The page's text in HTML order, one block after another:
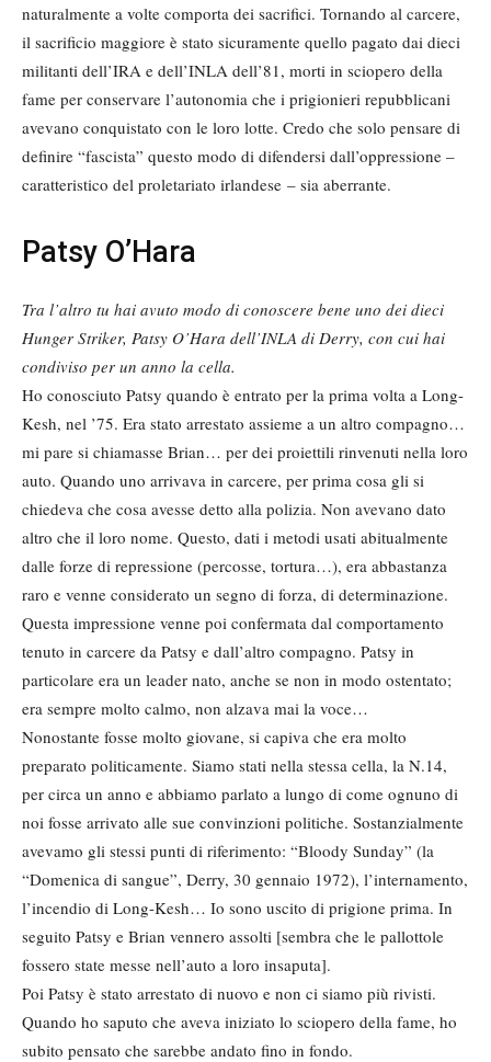
naturalmente a volte comporta dei sacrifici. Tornando al carcere,
il sacrificio maggiore è stato sicuramente quello pagato dai dieci
militanti dell’IRA e dell’INLA dell’81, morti in sciopero della
fame per conservare l’autonomia che i prigionieri repubblicani
avevano conquistato con le loro lotte. Credo che solo pensare di
definire “fascista” questo modo di difendersi dall’oppressione –
caratteristico del proletariato irlandese – sia aberrante.
Patsy O’Hara
Tra l’altro tu hai avuto modo di conoscere bene uno dei dieci
Hunger Striker, Patsy O’Hara dell’INLA di Derry, con cui hai
condiviso per un anno la cella.
Ho conosciuto Patsy quando è entrato per la prima volta a Long-
Kesh, nel ’75. Era stato arrestato assieme a un altro compagno…
mi pare si chiamasse Brian… per dei proiettili rinvenuti nella loro
auto. Quando uno arrivava in carcere, per prima cosa gli si
chiedeva che cosa avesse detto alla polizia. Non avevano dato
altro che il loro nome. Questo, dati i metodi usati abitualmente
dalle forze di repressione (percosse, tortura…), era abbastanza
raro e venne considerato un segno di forza, di determinazione.
Questa impressione venne poi confermata dal comportamento
tenuto in carcere da Patsy e dall’altro compagno. Patsy in
particolare era un leader nato, anche se non in modo ostentato;
era sempre molto calmo, non alzava mai la voce…
Nonostante fosse molto giovane, si capiva che era molto
preparato politicamente. Siamo stati nella stessa cella, la N.14,
per circa un anno e abbiamo parlato a lungo di come ognuno di
noi fosse arrivato alle sue convinzioni politiche. Sostanzialmente
avevamo gli stessi punti di riferimento: “Bloody Sunday” (la
“Domenica di sangue”, Derry, 30 gennaio 1972), l’internamento,
l’incendio di Long-Kesh… Io sono uscito di prigione prima. In
seguito Patsy e Brian vennero assolti [sembra che le pallottole
fossero state messe nell’auto a loro insaputa].
Poi Patsy è stato arrestato di nuovo e non ci siamo più rivisti.
Quando ho saputo che aveva iniziato lo sciopero della fame, ho
subito pensato che sarebbe andato fino in fondo.